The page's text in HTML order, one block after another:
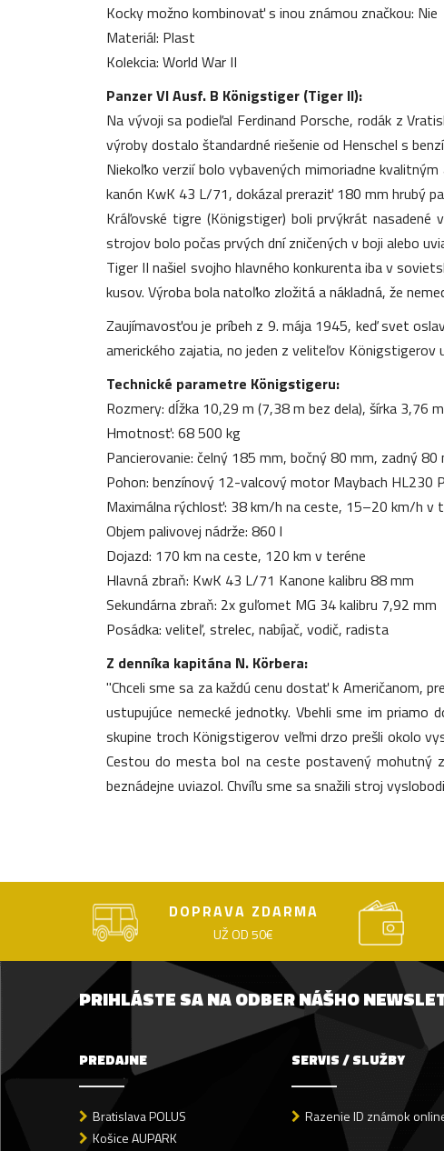
Kocky možno kombinovať s inou známou značkou: Nie
Materiál: Plast
Kolekcia: World War II
Panzer VI Ausf. B Königstiger (Tiger II):
Na vývoji sa podieľal Ferdinand Porsche, rodák z
výroby dostalo štandardné riešenie od Henschel s
Niekoľko verzií bolo vybavených mimoriadne
kanón KwK 43 L/71, dokázal preraziť 180 mm hrubý
Kráľovské tigre (Königstiger) boli prvýkrát
strojov bolo počas prvých dní zničených v boji alebo
Tiger II našiel svojho hlavného konkurenta iba v
kusov. Výroba bola natoľko zložitá a nákladná, že
Zaujímavosťou je príbeh z 9. mája 1945, keď svet
amerického zajatia, no jeden z veliteľov
Technické parametre Königstigeru:
Rozmery: dĺžka 10,29 m (7,38 m bez dela), šírka 3,76
Hmotnosť: 68 500 kg
Pancierovanie: čelný 185 mm, bočný 80 mm, zadný 80
Pohon: benzínový 12-valcový motor Maybach HL230
Maximálna rýchlosť: 38 km/h na ceste, 15–20 km/h v
Objem palivovej nádrže: 860 l
Dojazd: 170 km na ceste, 120 km v teréne
Hlavná zbraň: KwK 43 L/71 Kanone kalibru 88 mm
Sekundárna zbraň: 2x guľomet MG 34 kalibru 7,92 mm
Posádka: veliteľ, strelec, nabíjač, vodič, radista
Z denníka kapitána N. Körbera:
"Chceli sme sa za každú cenu dostať k Američanom,
ustupujúce nemecké jednotky. Vbehli sme im
skupine troch Königstigerov veľmi drzo prešli okolo
Cestou do mesta bol na ceste postavený mohutný
beznádejne uviazol. Chvíľu sme sa snažili stroj
DOPRAVA ZDARMA
UŽ OD 50€
PRIHLÁSTE SA NA ODBER NÁŠHO
PREDAJNE
Bratislava POLUS
Košice AUPARK
SERVIS / SLUŽBY
Razenie ID známok